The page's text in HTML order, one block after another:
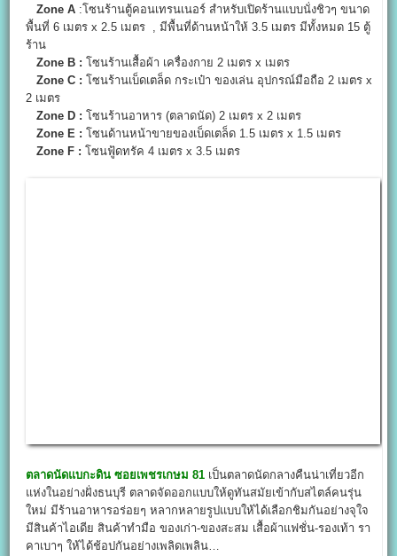
Zone A :โซนร้านตู้คอนเทรนเนอร์ สำหรับเปิดร้านแบบนั่งชิวๆ ขนาด
พื้นที่ 6 เมตร x 2.5 เมตร , มีพื้นที่ด้านหน้าให้ 3.5 เมตร มีทั้งหมด 15 ตู้
ร้าน
Zone B : โซนร้านเสื้อผ้า เครื่องกาย 2 เมตร x เมตร
Zone C : โซนร้านเบ็ดเตล็ด กระเป๋า ของเล่น อุปกรณ์มือถือ 2 เมตร x
2 เมตร
Zone D : โซนร้านอาหาร (ตลาดนัด) 2 เมตร x 2 เมตร
Zone E : โซนด้านหน้าขายของเบ็ดเตล็ด 1.5 เมตร x 1.5 เมตร
Zone F : โซนฟู้ดทรัค 4 เมตร x 3.5 เมตร
ตลาดนัดแบกะดิน ซอยเพชรเกษม 81 เป็นตลาดนัดกลางคืนน่าเที่ยวอีก
แห่งในอย่างฝั่งธนบุรี ตลาดจัดออกแบบให้ดูทันสมัยเข้ากับสไตล์คนรุ่น
ใหม่ มีร้านอาหารอร่อยๆ หลากหลายรูปแบบให้ได้เลือกชิมกันอย่างจุใจ
มีสินค้าไอเดีย สินค้าทำมือ ของเก่า-ของสะสม เสื้อผ้าแฟชั่น-รองเท้า รา
คาเบาๆ ให้ได้ช้อปกันอย่างเพลิดเพลิน…